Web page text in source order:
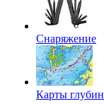
Снаряжение
Карты глубин